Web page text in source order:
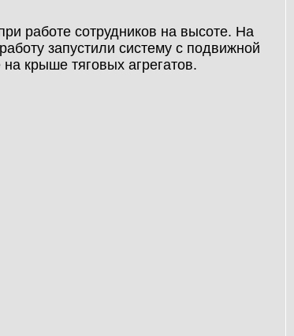
работе сотрудников на высоте. На
запустили систему с подвижной
крыше тяговых агрегатов.